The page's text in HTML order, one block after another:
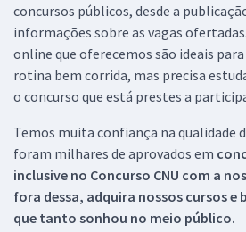
concursos públicos, desde a
informações sobre as vagas
online que oferecemos são ideais
rotina bem corrida, mas precisa
o concurso que está prestes a
Temos muita confiança na qualidade
foram milhares de aprovados em
inclusive no Concurso CNU com a
fora dessa, adquira nossos cursos e
que tanto sonhou no meio público.